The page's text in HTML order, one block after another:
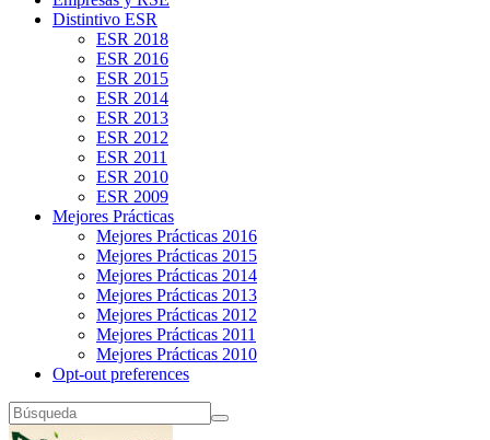
Distintivo ESR
ESR 2018
ESR 2016
ESR 2015
ESR 2014
ESR 2013
ESR 2012
ESR 2011
ESR 2010
ESR 2009
Mejores Prácticas
Mejores Prácticas 2016
Mejores Prácticas 2015
Mejores Prácticas 2014
Mejores Prácticas 2013
Mejores Prácticas 2012
Mejores Prácticas 2011
Mejores Prácticas 2010
Opt-out preferences